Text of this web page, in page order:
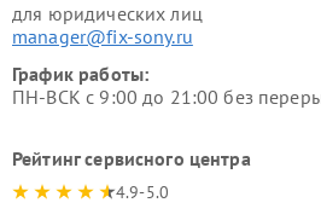
для юридических лиц
manager@fix-sony.ru
График работы:
ПН-ВСК с 9:00 до 21:00 без
Рейтинг сервисного центра
4.9-5.0